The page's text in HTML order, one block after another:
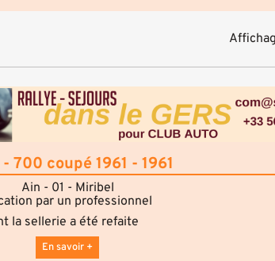
- 700 coupé 1961 - 1961
Ain - 01 - Miribel
par un professionnel
la sellerie a été refaite
En savoir +